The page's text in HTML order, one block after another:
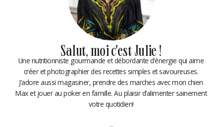
Salut, moi c'est Julie !
Une nutritionniste gourmande et débordante d’énergie qui aime
créer et photographier des recettes simples et savoureuses.
J’adore aussi magasiner, prendre des marches avec mon chien
Max et jouer au poker en famille. Au plaisir d’alimenter sainement
votre quotidien!